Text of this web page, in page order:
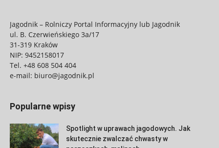
Jagodnik – Rolniczy Portal Informacyjny lub Jagodnik
ul. B. Czerwieńskiego 3a/17
31-319 Kraków
NIP: 9452158017
Tel. +48 608 504 404
e-mail: biuro@jagodnik.pl
Popularne wpisy
Spotlight w uprawach jagodowych. Jak
skutecznie zwalczać chwasty w